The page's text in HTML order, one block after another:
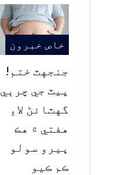
خاص خبرون
جنجهٽ ختم!
پيٽ جي چرٻي
گهٽائڻ لاءِ
هفتي ۾ هڪ
ڀيرو سولو
ڪم ڪيو